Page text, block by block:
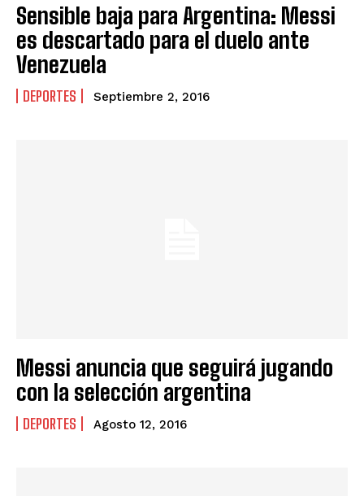
Sensible baja para Argentina: Messi
es descartado para el duelo ante
Venezuela
DEPORTES Septiembre 2, 2016
Messi anuncia que seguirá jugando
con la selección argentina
DEPORTES Agosto 12, 2016